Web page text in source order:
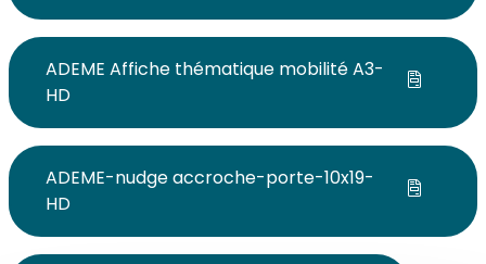
ADEME Affiche thématique mobilité A3-
HD
ADEME-nudge accroche-porte-10x19-
HD